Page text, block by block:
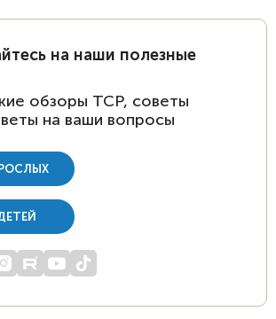
на наши полезные
обзоры ТСР, советы
на ваши вопросы